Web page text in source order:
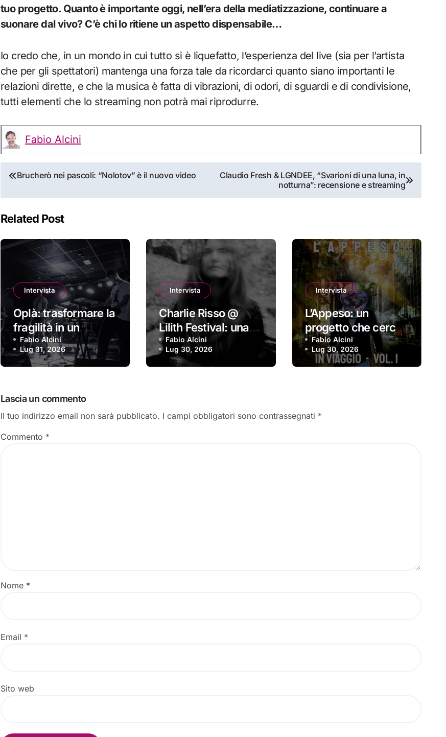
tuo progetto. Quanto è importante oggi, nell’era della mediatizzazione, continuare a
suonare dal vivo? C’è chi lo ritiene un aspetto dispensabile…
Io credo che, in un mondo in cui tutto si è liquefatto, l’esperienza del live (sia per l’artista
che per gli spettatori) mantenga una forza tale da ricordarci quanto siano importanti le
relazioni dirette, e che la musica è fatta di vibrazioni, di odori, di sguardi e di condivisione,
tutti elementi che lo streaming non potrà mai riprodurre.
Fabio Alcini
Navigazione
articoli
Brucherò nei pascoli: “Nolotov” è il nuovo video
Claudio Fresh & LGNDEE, “Svarioni di una luna, in
notturna”: recensione e streaming
Related Post
Intervista
Oplà: trasformare la
fragilità in un
ritornello da cantare
a squarciagola
Fabio Alcini
Lug 31, 2026
Intervista
Charlie Risso @
Lilith Festival: una
forte identità
espressiva
Fabio Alcini
Lug 30, 2026
Intervista
L’Appeso: un
progetto che cerca
di rimanere
coerente
Fabio Alcini
Lug 30, 2026
Lascia un commento
Il tuo indirizzo email non sarà pubblicato. I campi obbligatori sono contrassegnati *
Commento *
Nome *
Email *
Sito web